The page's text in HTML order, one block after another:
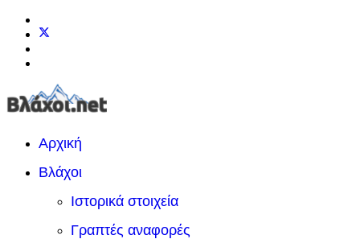
Αρχική
Βλάχοι
Ιστορικά στοιχεία
Γραπτές αναφορές